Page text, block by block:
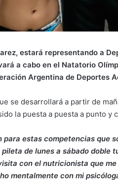
estará representando a
a cabo en el Natatorio
Argentina de Deportes
se desarrollará a partir de
la puesta a puesta a punto y
para estas competencias que
de lunes a sábado doble
con el nutricionista que
mentalmente con mi